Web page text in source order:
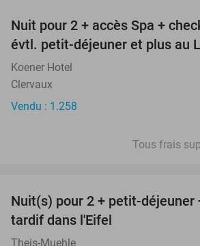
Nuit pour 2 + accès Spa +
évtl. petit-déjeuner et plus au
Koener Hotel
Clervaux
Vendu : 1.258
Tous frais
Nuit(s) pour 2 + petit-déjeuner
tardif dans l'Eifel
Theis-Muehle